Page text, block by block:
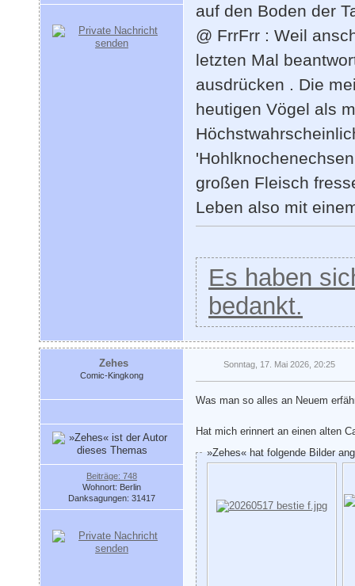
auf den Boden der
@ FrrFrr : Weil
letzten Mal
ausdrücken . Die
heutigen Vögel als
großen Fleisch
Leben also mit
Es haben
bedankt.
Zehes
Comic-Kingkong
Beiträge: 748
Wohnort: Berlin
Danksagungen: 31417
Sonntag, 17. Mai 2026, 20:25
Was man so alles an Neuem
Hat mich erinnert an einen alten
»Zehes« hat folgende Bilder